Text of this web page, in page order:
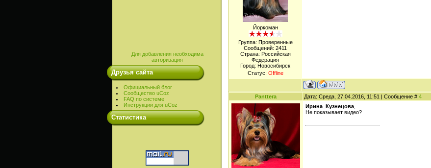
Для добавления необходима
авторизация
Друзья сайта
Официальный блог
Сообщество uCoz
FAQ по системе
Инструкции для uCoz
Cтатистика
Йоркоман
Группа: Проверенные
Сообщений: 2411
Страна: Российская
Федерация
Город: Новосибирск
Статус: Offline
Panttera Дата: Среда, 27.04.2016, 11:51 | Сообщение # 4
Ирина_Кузнецова
Не показывает видео?